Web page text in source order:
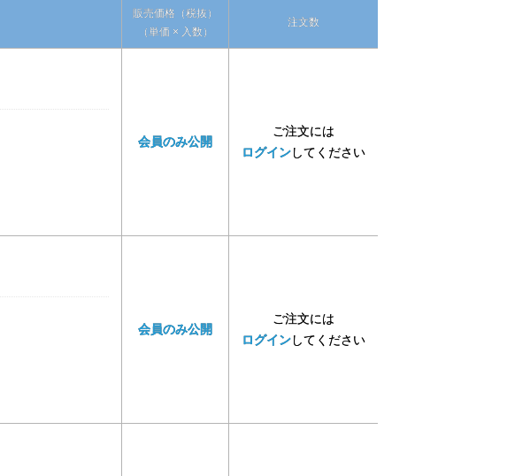
販売価格
（単価 × 入数）
注文数
会員のみ公開
ご注文には
ログインしてください
会員のみ公開
ご注文には
ログインしてください